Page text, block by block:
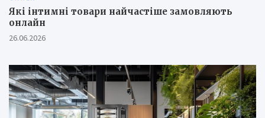
Які інтимні товари найчастіше замовляють
онлайн
26.06.2026